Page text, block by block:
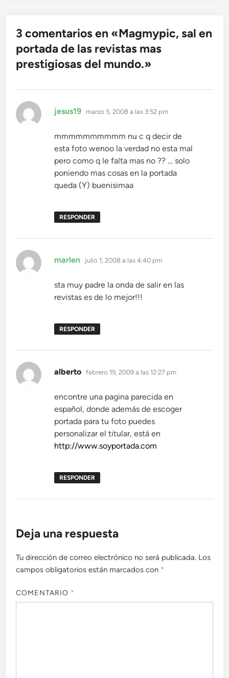
3 comentarios en «Magmypic, sal en
portada de las revistas mas
prestigiosas del mundo.»
jesus19 dice:
marzo 5, 2008 a las 3:52 pm
mmmmmmmmmm nu c q decir de
esta foto wenoo la verdad no esta mal
pero como q le falta mas no ?? … solo
poniendo mas cosas en la portada
queda (Y) buenisimaa
RESPONDER
marlen dice:
julio 1, 2008 a las 4:40 pm
sta muy padre la onda de salir en las
revistas es de lo mejor!!!
RESPONDER
alberto dice:
febrero 19, 2009 a las 12:27 pm
encontre una pagina parecida en
español, donde además de escoger
portada para tu foto puedes
personalizar el titular, está en
http://www.soyportada.com
RESPONDER
Deja una respuesta
Tu dirección de correo electrónico no será publicada. Los
campos obligatorios están marcados con *
COMENTARIO *